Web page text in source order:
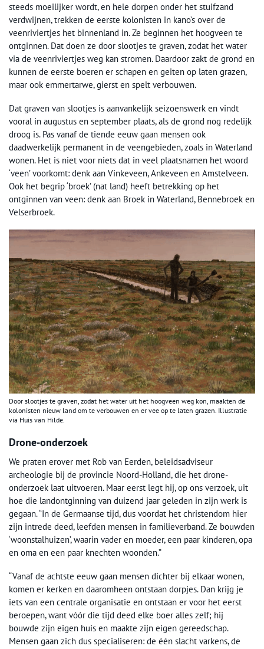
steeds moeilijker wordt, en hele dorpen onder het stuifzand
verdwijnen, trekken de eerste kolonisten in kano’s over de
veenriviertjes het binnenland in. Ze beginnen het hoogveen te
ontginnen. Dat doen ze door slootjes te graven, zodat het water
via de veenriviertjes weg kan stromen. Daardoor zakt de grond en
kunnen de eerste boeren er schapen en geiten op laten grazen,
maar ook emmertarwe, gierst en spelt verbouwen.
Dat graven van slootjes is aanvankelijk seizoenswerk en vindt
vooral in augustus en september plaats, als de grond nog redelijk
droog is. Pas vanaf de tiende eeuw gaan mensen ook
daadwerkelijk permanent in de veengebieden, zoals in Waterland
wonen. Het is niet voor niets dat in veel plaatsnamen het woord
‘veen’ voorkomt: denk aan Vinkeveen, Ankeveen en Amstelveen.
Ook het begrip ‘broek’ (nat land) heeft betrekking op het
ontginnen van veen: denk aan Broek in Waterland, Bennebroek en
Velserbroek.
Door slootjes te graven, zodat het water uit het hoogveen weg kon, maakten de
kolonisten nieuw land om te verbouwen en er vee op te laten grazen. Illustratie
via Huis van Hilde.
Drone-onderzoek
We praten erover met Rob van Eerden, beleidsadviseur
archeologie bij de provincie Noord-Holland, die het drone-
onderzoek laat uitvoeren. Maar eerst legt hij, op ons verzoek, uit
hoe die landontginning van duizend jaar geleden in zijn werk is
gegaan. “In de Germaanse tijd, dus voordat het christendom hier
zijn intrede deed, leefden mensen in familieverband. Ze bouwden
‘woonstalhuizen’, waarin vader en moeder, een paar kinderen, opa
en oma en een paar knechten woonden.”
“Vanaf de achtste eeuw gaan mensen dichter bij elkaar wonen,
komen er kerken en daaromheen ontstaan dorpjes. Dan krijg je
iets van een centrale organisatie en ontstaan er voor het eerst
beroepen, want vóór die tijd deed elke boer alles zelf; hij
bouwde zijn eigen huis en maakte zijn eigen gereedschap.
Mensen gaan zich dus specialiseren: de één slacht varkens, de